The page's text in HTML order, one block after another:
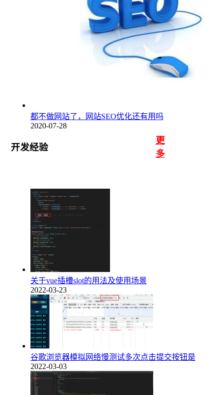
都不做网站了，网站SEO优化还有用吗
2020-07-28
开发经验
更
多
关于vue插槽slot的用法及使用场景
2022-03-23
谷歌浏览器模拟网络慢测试多次点击提交按钮是
2022-03-03